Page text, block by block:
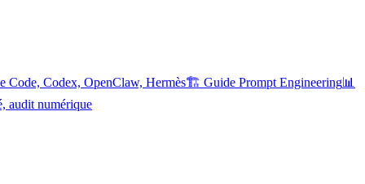
Code, Codex, OpenClaw, Hermès🏗️ Guide Prompt Engineering📊
audit numérique